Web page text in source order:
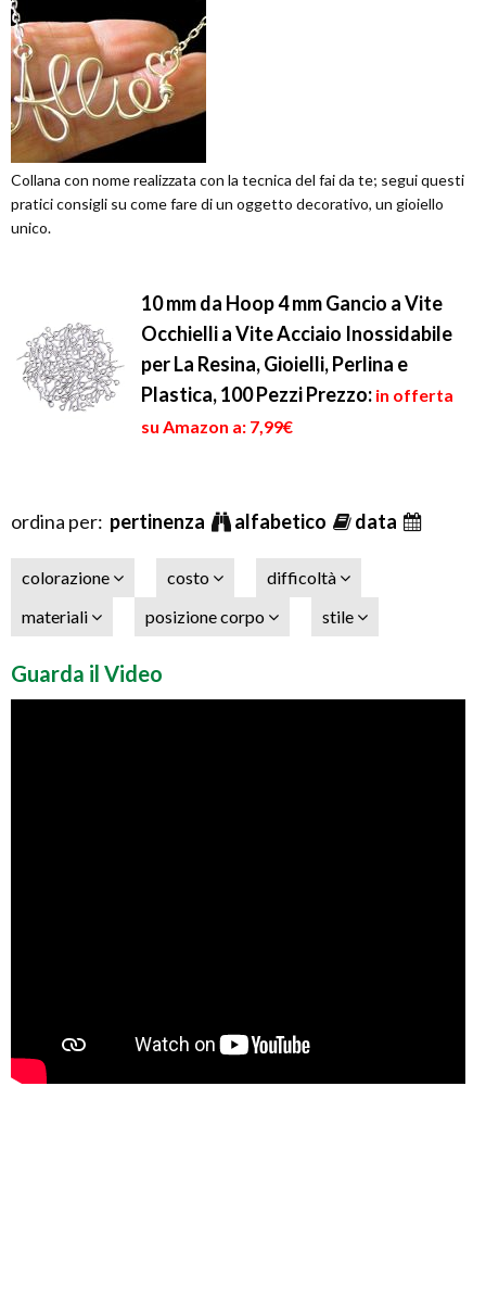
Collana con nome realizzata con la tecnica del fai da te; segui questi
pratici consigli su come fare di un oggetto decorativo, un gioiello
unico.
10 mm da Hoop 4 mm Gancio a Vite
Occhielli a Vite Acciaio Inossidabile
per La Resina, Gioielli, Perlina e
Plastica, 100 PezziPrezzo: in offerta
su Amazon a: 7,99€
ordina per: pertinenza alfabetico data
colorazione costo
difficoltà
materiali
posizione corpo stile
Guarda il Video